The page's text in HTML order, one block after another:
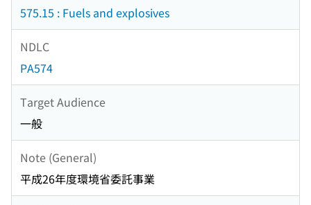
575.15 : Fuels and explosives
NDLC
PA574
Target Audience
一般
Note (General)
平成26年度環境省委託事業